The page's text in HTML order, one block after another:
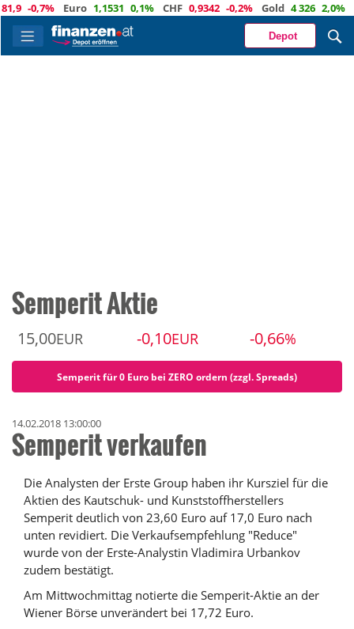
-0,7% Euro 1,1531 0,1% CHF 0,9342 -0,2% Gold 4 326 2,0%
Depot
Semperit Aktie
15,00EUR -0,10EUR -0,66%
Semperit für 0 Euro bei ZERO ordern (zzgl. Spreads)
14.02.2018 13:00:00
Semperit verkaufen
Die Analysten der Erste Group haben ihr Kursziel für die
Aktien des Kautschuk- und Kunststoffherstellers
Semperit deutlich von 23,60 Euro auf 17,0 Euro nach
unten revidiert. Die Verkaufsempfehlung "Reduce"
wurde von der Erste-Analystin Vladimira Urbankov
zudem bestätigt.
Am Mittwochmittag notierte die Semperit-Aktie an der
Wiener Börse unverändert bei 17,72 Euro.